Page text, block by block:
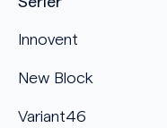
Innovent
New Block
Variant46